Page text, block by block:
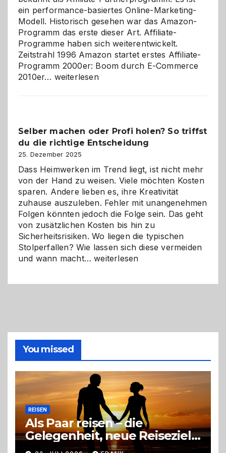
ein performance-basiertes Online-Marketing-
Modell. Historisch gesehen war das Amazon-
Programm das erste dieser Art. Affiliate-
Programme haben sich weiterentwickelt.
Zeitstrahl 1996 Amazon startet erstes Affiliate-
Programm 2000er: Boom durch E-Commerce
2010er… Affiliate-
Herausforderungen
und
Zukunft
weiterlesen
Selber machen oder Profi holen? So triffst
du die richtige Entscheidung
25. Dezember 2025
Dass Heimwerken im Trend liegt, ist nicht mehr
von der Hand zu weisen. Viele möchten Kosten
sparen. Andere lieben es, ihre Kreativität
zuhause auszuleben. Fehler mit unangenehmen
Folgen könnten jedoch die Folge sein. Das geht
von zusätzlichen Kosten bis hin zu
Sicherheitsrisiken. Wo liegen die typischen
Stolperfallen? Wie lassen sich diese vermeiden
und wann macht…Selber
richtige
Entscheidung
weiterlesen
You missed
REISEN
Als Paar reisen – die
Gelegenheit, neue Reiseziele
zu entdecken